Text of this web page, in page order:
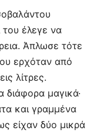
έλεγε να
Άπλωσε τότε
ερχόταν από
λίτρες.
μαγικά·
και γραμμένα
είχαν δύο μικρά